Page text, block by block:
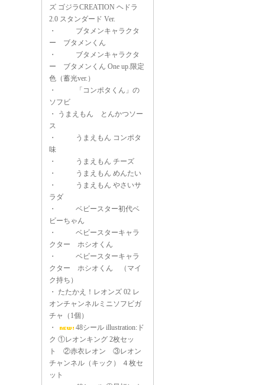
ズ ゴジラCREATION ヘドラ
2.0 スタンダード Ver.
・
ブタメンキャラクタ
ー ブタメンくん
・
ブタメンキャラクタ
ー ブタメンくん One up.限定
色（蓄光ver.）
・
「コンポタくん」の
ソフビ
・
うまえもん とんかつソー
ス
・
うまえもん コンポタ
味
・
うまえもん チーズ
・
うまえもん めんたい
・
うまえもん やさいサ
ラダ
・
ベビースター初代ベ
ビーちゃん
・
ベビースターキャラ
クター ホシオくん
・
ベビースターキャラ
クター ホシオくん （マイ
ク持ち）
・ たたかえ！レオンズ 02 レ
オンチャンネルミニソフビガ
チャ（1個）
・
48シール illustration:ド
ク ①レオンキング 2枚セッ
ト ②赤衣レオン ③レオン
チャンネル（キック） ４枚セ
ット